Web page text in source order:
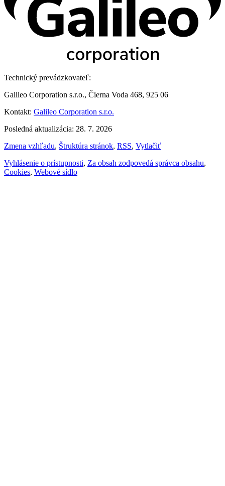
Technický prevádzkovateľ:
Galileo Corporation s.r.o., Čierna Voda 468, 925 06
Kontakt: Galileo Corporation s.r.o.
Posledná aktualizácia: 28. 7. 2026
Zmena vzhľadu, Štruktúra stránok, RSS, Vytlačiť
Vyhlásenie o prístupnosti, Za obsah zodpovedá správca obsahu,
Cookies, Webové sídlo